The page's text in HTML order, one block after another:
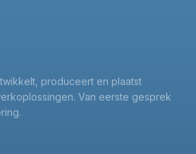
produceert en plaatst
Van eerste gesprek